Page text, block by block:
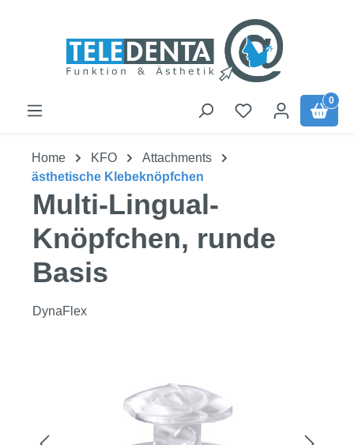
0
Home KFO
Attachments
ästhetische Klebeknöpfchen
Multi-Lingual-
Knöpfchen, runde
Basis
DynaFlex